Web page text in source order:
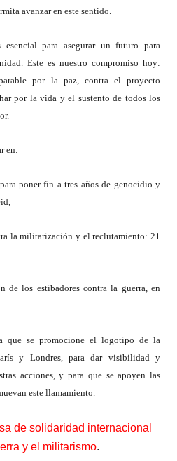
avanzar en este sentido.
para asegurar un futuro para
Este es nuestro compromiso hoy:
por la paz, contra el proyecto
por la vida y el sustento de todos los
en:
poner fin a tres años de genocidio y
la militarización y el reclutamiento: 21
de los estibadores contra la guerra, en
que se promocione el logotipo de la
y Londres, para dar visibilidad y
acciones, y para que se apoyen las
este llamamiento.
de solidaridad internacional
y el militarismo.